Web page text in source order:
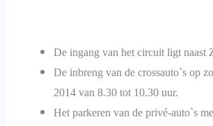
De ingang van het circuit ligt naast
Deinbreng van de crossauto`s op
2014 van 8.30 tot 10.30 uur.
Het parkeren van de privé-auto`s